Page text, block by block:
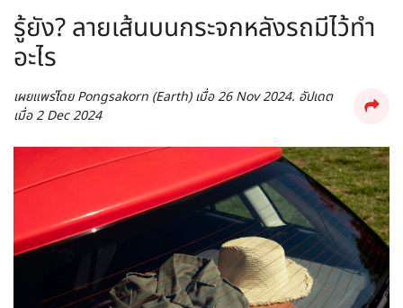
รู้ยัง? ลายเส้นบนกระจกหลังรถมีไว้ทำ
อะไร
เผยแพร่โดยPongsakorn (Earth) เมื่อ26 Nov 2024. อัปเดต
เมื่อ2 Dec 2024